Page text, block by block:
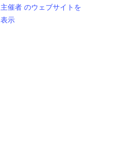
主催者 のウェブサイトを
表示